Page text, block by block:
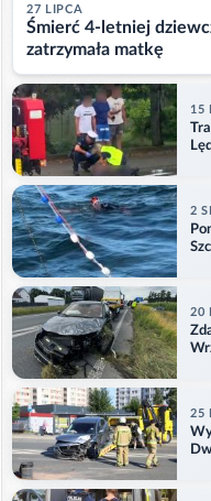
27 LIPCA
Śmierć 4-letniej
zatrzymała matkę
15
2
20
25